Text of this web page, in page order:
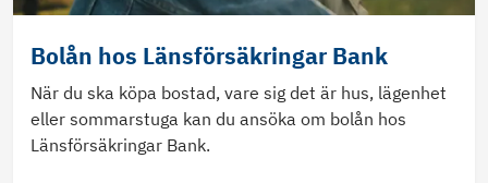
Bolån hos Länsförsäkringar Bank
När du ska köpa bostad, vare sig det är hus, lägenhet
eller sommarstuga kan du ansöka om bolån hos
Länsförsäkringar Bank.